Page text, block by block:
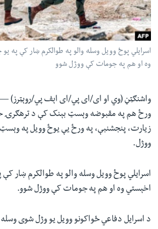
دلته
مخکې
مرکزي
لټون
واوړئ
اداریه
Learning English
ژبې
اسرایلي پوځ وویل وسله والو په طوالکرم ښار کې په
وه او هم په جومات کې ووژل شوو
واشنګټڼ (وي او ای/ای پي/ای اېف پي/روېټرز)
ورځ هم په مقبوضه وېسټ بېنک کې د ترهګرۍ
زیارت، پنجشنبې، په ورځ یې يوځ وویل په
ووژل.
اسرایلي پوځ وویل وسله والو په طوالکرم ښار
اخېستي وه او هم په جومات کې ووژل شوو.
د اسرایل دفاعي ځواکونو وویل یو وژل شوی